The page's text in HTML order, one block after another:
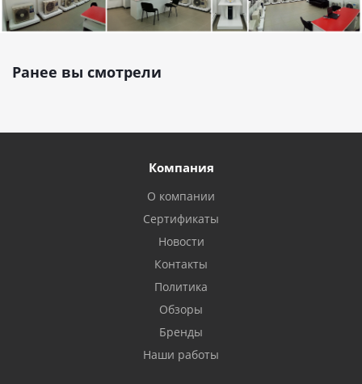
Ранее вы смотрели
Компания
О компании
Сертификаты
Новости
Контакты
Политика
Обзоры
Бренды
Наши работы